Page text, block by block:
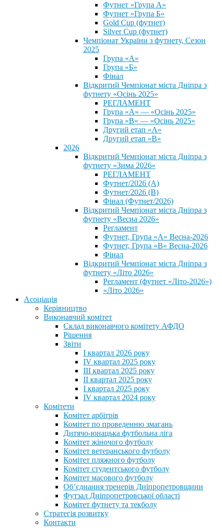
Футнет «Група А»
Футнет «Група Б»
Gold Cup (футнет)
Silver Cup (футнет)
Чемпіонат України з футнету, Сезон
2025
Група «А»
Група «Б»
Фінал
Відкритий Чемпіонат міста Дніпра з
футнету «Осінь 2025»
РЕГЛАМЕНТ
Група «А» — «Осінь 2025»
Група «В» — «Осінь 2025»
Другий етап «А»
Другий етап «В»
2026
Відкритий Чемпіонат міста Дніпра з
футнету «Зима 2026»
РЕГЛАМЕНТ
Футнет/2026 (А)
Футнет/2026 (В)
Фінал (Футнет/2026)
Відкритий Чемпіонат міста Дніпра з
футнету «Весна 2026»
Регламент
Футнет, Група «А» Весна-2026
Футнет, Група «В» Весна-2026
Фінал
Відкритий Чемпіонат міста Дніпра з
футнету «Літо 2026»
Регламент (футнет «Літо-2026»)
«Літо 2026»
Асоціація
Керівництво
Виконавчий комітет
Склад виконавчого комітету АФДО
Рішення
Звіти
I квартал 2026 року
IV квартал 2025 року
III квартал 2025 року
II квартал 2025 року
I квартал 2025 року
IV квартал 2024 року
Комітети
Комітет арбітрів
Комітет по проведенню змагань
Дитячо-юнацька футбольна ліга
Комітет жіночого футболу
Комітет ветеранського футболу
Комітет пляжного футболу
Комітет студентського футболу
Комітет масового футболу
Обʼєднання тренерів Дніпропетровщини
Футзал Дніпропетровської області
Комітет футнету та текболу
Стратегія розвитку
Контакти